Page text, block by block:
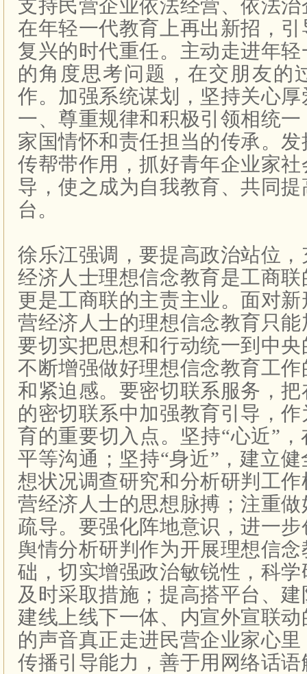
支持民营企业依法经营、依法
在年轻一代教育上再出新招，
复兴的时代重任。主动走进年
的角度思考问题，在交朋友的
作。加强系统谋划，坚持关心
一、尊重规律和积极引领相统
家国情怀和责任担当的传承。
传帮带作用，抓好青年企业家
导，使之成为自我教育、共同
台。
徐乐江强调，要提高政治站位
经济人士理想信念教育是工商
更是工商联的主责主业。面对
营经济人士的理想信念教育只
要切实把思想和行动统一到中
不断增强做好理想信念教育工
和紧迫感。要密切联系服务，
的密切联系中加强教育引导，
育的重要切入点。坚持“心近”
平等沟通；坚持“身近”，建立
想状况调查研究和分析研判工
营经济人士的思想脉搏；注重
疏导。要强化阵地意识，进一
舆情分析研判作为开展理想信
础，切实增强政治敏锐性，科
及时采取措施；提高搭平台、
建线上线下一体、内宣外宣联
的声音真正走进民营企业家心
传播引导能力，善于用网络话